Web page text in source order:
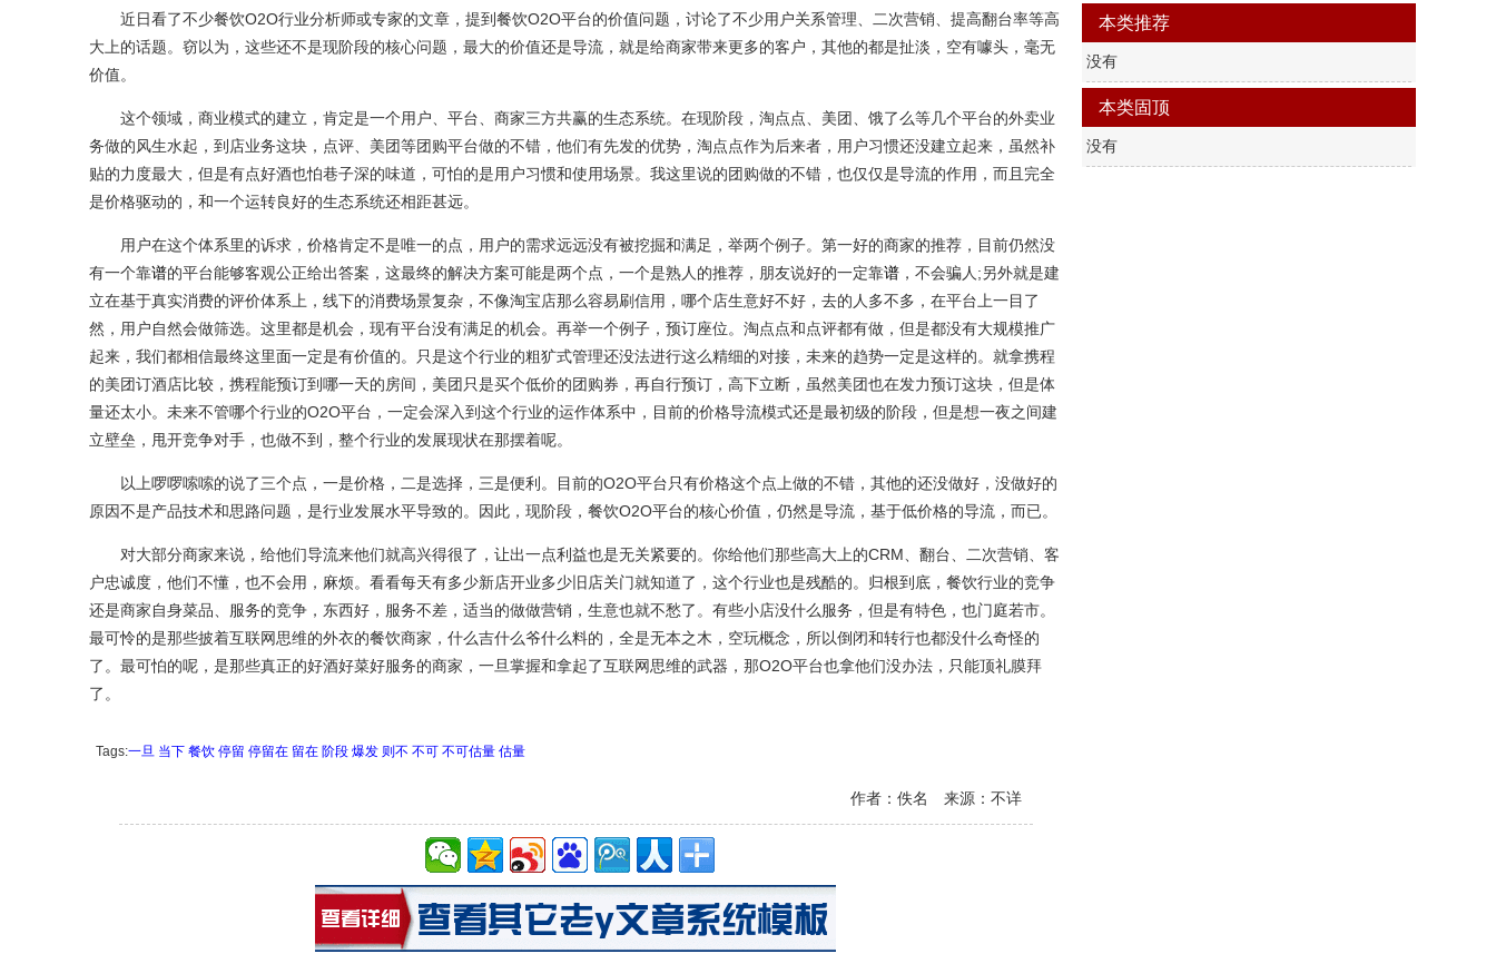
近日看了不少餐饮O2O行业分析师或专家的文章，提到餐饮O2O平台的价值问题，讨论了不少用户关系管理、二次营销、提高翻台率等高
大上的话题。窃以为，这些还不是现阶段的核心问题，最大的价值还是导流，就是给商家带来更多的客户，其他的都是扯淡，空有噱头，毫无
价值。
这个领域，商业模式的建立，肯定是一个用户、平台、商家三方共赢的生态系统。在现阶段，淘点点、美团、饿了么等几个平台的外卖业
务做的风生水起，到店业务这块，点评、美团等团购平台做的不错，他们有先发的优势，淘点点作为后来者，用户习惯还没建立起来，虽然补
贴的力度最大，但是有点好酒也怕巷子深的味道，可怕的是用户习惯和使用场景。我这里说的团购做的不错，也仅仅是导流的作用，而且完全
是价格驱动的，和一个运转良好的生态系统还相距甚远。
用户在这个体系里的诉求，价格肯定不是唯一的点，用户的需求远远没有被挖掘和满足，举两个例子。第一好的商家的推荐，目前仍然没
有一个靠谱的平台能够客观公正给出答案，这最终的解决方案可能是两个点，一个是熟人的推荐，朋友说好的一定靠谱，不会骗人;另外就是建
立在基于真实消费的评价体系上，线下的消费场景复杂，不像淘宝店那么容易刷信用，哪个店生意好不好，去的人多不多，在平台上一目了
然，用户自然会做筛选。这里都是机会，现有平台没有满足的机会。再举一个例子，预订座位。淘点点和点评都有做，但是都没有大规模推广
起来，我们都相信最终这里面一定是有价值的。只是这个行业的粗犷式管理还没法进行这么精细的对接，未来的趋势一定是这样的。就拿携程
的美团订酒店比较，携程能预订到哪一天的房间，美团只是买个低价的团购券，再自行预订，高下立断，虽然美团也在发力预订这块，但是体
量还太小。未来不管哪个行业的O2O平台，一定会深入到这个行业的运作体系中，目前的价格导流模式还是最初级的阶段，但是想一夜之间建
立壁垒，甩开竞争对手，也做不到，整个行业的发展现状在那摆着呢。
以上啰啰嗦嗦的说了三个点，一是价格，二是选择，三是便利。目前的O2O平台只有价格这个点上做的不错，其他的还没做好，没做好的
原因不是产品技术和思路问题，是行业发展水平导致的。因此，现阶段，餐饮O2O平台的核心价值，仍然是导流，基于低价格的导流，而已。
对大部分商家来说，给他们导流来他们就高兴得很了，让出一点利益也是无关紧要的。你给他们那些高大上的CRM、翻台、二次营销、客
户忠诚度，他们不懂，也不会用，麻烦。看看每天有多少新店开业多少旧店关门就知道了，这个行业也是残酷的。归根到底，餐饮行业的竞争
还是商家自身菜品、服务的竞争，东西好，服务不差，适当的做做营销，生意也就不愁了。有些小店没什么服务，但是有特色，也门庭若市。
最可怜的是那些披着互联网思维的外衣的餐饮商家，什么吉什么爷什么料的，全是无本之木，空玩概念，所以倒闭和转行也都没什么奇怪的
了。最可怕的呢，是那些真正的好酒好菜好服务的商家，一旦掌握和拿起了互联网思维的武器，那O2O平台也拿他们没办法，只能顶礼膜拜
了。
Tags:一旦 当下 餐饮 停留 停留在 留在 阶段 爆发 则不 不可 不可估量 估量
作者：佚名 来源：不详
本类推荐
没有
本类固顶
没有